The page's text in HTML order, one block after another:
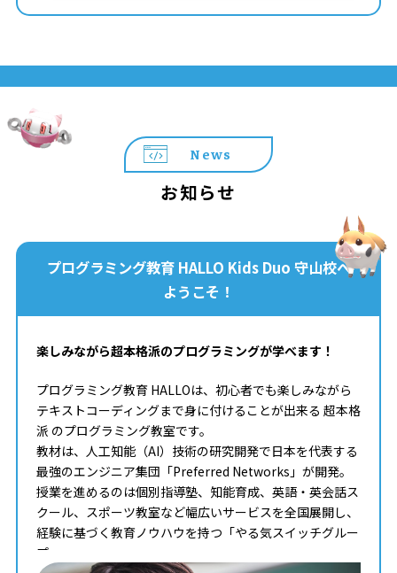
News
お知らせ
プログラミング教育 HALLO Kids Duo 守山校へ
ようこそ！
楽しみながら超本格派のプログラミングが学べます！
プログラミング教育 HALLOは、初心者でも楽しみながら
テキストコーディングまで身に付けることが出来る 超本格
派 のプログラミング教室です。
教材は、人工知能（AI）技術の研究開発で日本を代表する
最強のエンジニア集団「Preferred Networks」が開発。
授業を進めるのは個別指導塾、知能育成、英語・英会話ス
クール、スポーツ教室など幅広いサービスを全国展開し、
経験に基づく教育ノウハウを持つ「やる気スイッチグルー
プ」。